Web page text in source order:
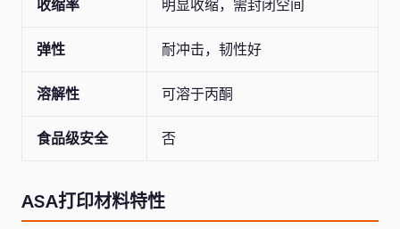
收缩率 明显收缩，需封闭空间
弹性 耐冲击，韧性好
溶解性 可溶于丙酮
食品级安全 否
ASA打印材料特性